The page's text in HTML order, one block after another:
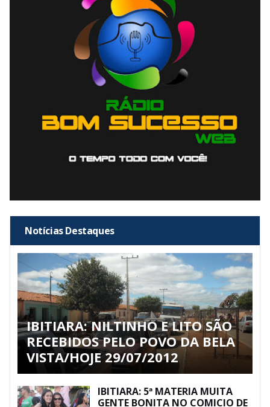
Notícias Destaques
IBITIARA: NILTINHO E LITO SÃO
RECEBIDOS PELO POVO DA BELA
VISTA/HOJE 29/07/2012
IBITIARA: 5ª MATERIA MUITA
GENTE BONITA NO COMICIO DE